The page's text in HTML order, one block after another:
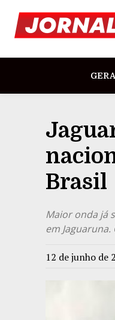
Brasil
Maior onda já
em Jaguaruna.
12 de junho de